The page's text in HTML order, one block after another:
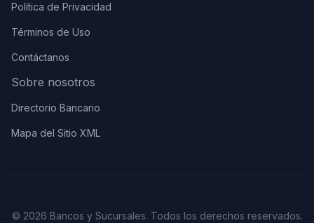
Política de Privacidad
Términos de Uso
Contáctanos
Sobre nosotros
Directorio Bancario
Mapa del Sitio XML
© 2026 Bancos y Sucursales. Todos los derechos reservados.